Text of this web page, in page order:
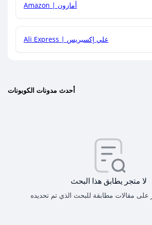
Amazon | أمازون
Ali Express | علي إكسبريس
أحدث مدونات الكوبونات
لا متجر يطابق هذا البحث